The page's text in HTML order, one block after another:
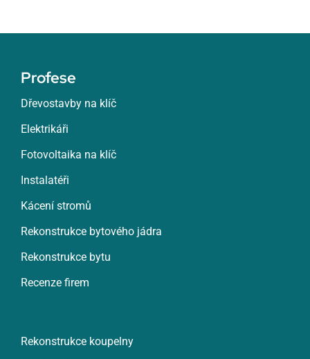
Profese
Dřevostavby na klíč
Elektrikáři
Fotovoltaika na klíč
Instalatéři
Kácení stromů
Rekonstrukce bytového jádra
Rekonstrukce bytu
Recenze firem
Rekonstrukce koupelny